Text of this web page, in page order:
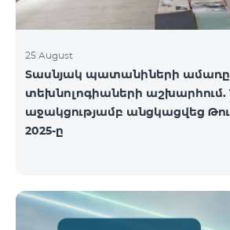
25 August
Տասնյակ պատանիների
տեխնոլոգիաների աշխարհում.
աջակցությամբ անցկացվեց
2025-ը